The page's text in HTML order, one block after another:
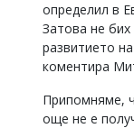
коментар,
сигнализирайте
определил в
Затова не
развитието
коментира
Припомняме,
още не е